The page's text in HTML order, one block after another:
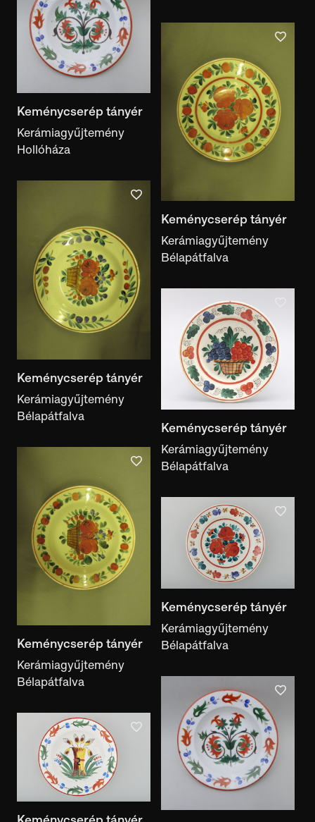
Keménycserép tányér
Kerámiagyűjtemény
Hollóháza
Keménycserép tányér
Kerámiagyűjtemény
Bélapátfalva
Keménycserép tányér
Kerámiagyűjtemény
Bélapátfalva
Keménycserép tányér
Kerámiagyűjtemény
Bélapátfalva
Keménycserép tányér
Kerámiagyűjtemény
Bélapátfalva
Keménycserép tányér
Kerámiagyűjtemény
Bélapátfalva